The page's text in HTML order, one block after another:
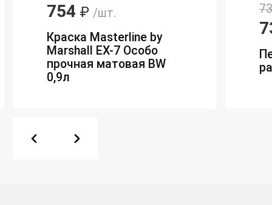
754 ₽ /шт.
Краска Masterline by
Marshall EX-7 Особо
прочная матовая BW
0,9л